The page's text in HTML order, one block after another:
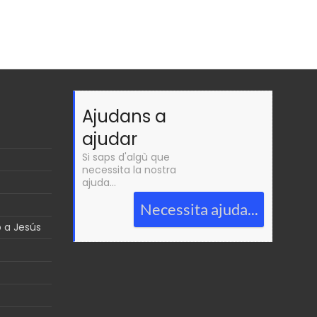
Jesús
Ajudans a
ajudar
Si saps d'algù que
necessita la nostra
ajuda...
Necessita ajuda...